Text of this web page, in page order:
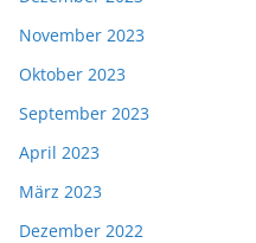
November 2023
Oktober 2023
September 2023
April 2023
März 2023
Dezember 2022